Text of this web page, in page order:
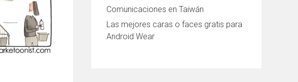
Comunicaciones en Taiwán
Las mejores caras o faces gratis para
Android Wear